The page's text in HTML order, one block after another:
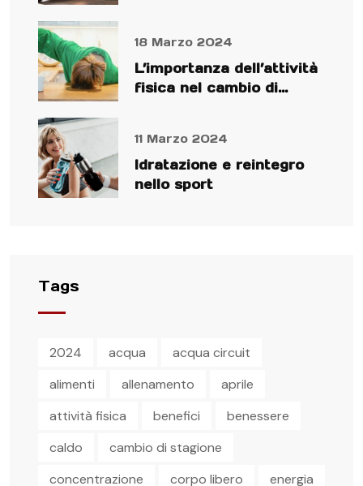
18 Marzo 2024
L’importanza dell’attività
fisica nel cambio di
11 Marzo 2024
Idratazione e reintegro
nello sport
Tags
2024 acqua
acqua circuit
alimenti
allenamento
aprile
attività fisica
benefici
benessere
caldo
cambio di stagione
concentrazione
corpo libero energia